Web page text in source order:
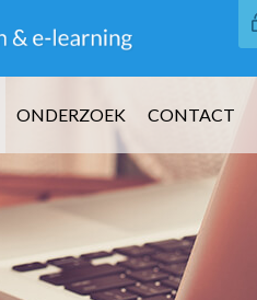
ONDERZOEK CONTACT